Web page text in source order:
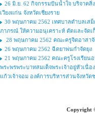
26 มิ.ย. 62 กิจกรรมปันน้ำใจ บริจาคสิ่
เวียงแก่น จังหวัดเชียงราย
30 พฤษภาคม 2562 เทศบาลตำบลเส
ภาภรณ์ ให้ความอนุเคราะห์ ตัดและจัด
28 พฤษภาคม 2562 คณะครูจิตอาสา
26 พฤษภาคม 2562 ฉีดยาพ่นกำจัดยุง
21 พฤษภาคม 2562 คณะครูโรงเรียน
พระพรพระบาทสมเด็จพระเจ้าอยู่หัวเนื่
แก้วเจ้าจอม องค์การบริหารส่วนจังหวัด
Copyright